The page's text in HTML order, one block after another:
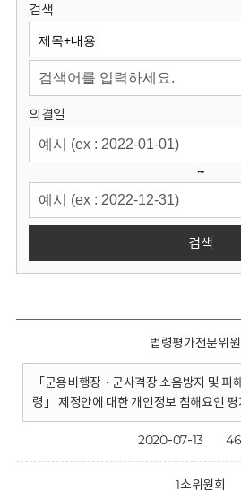
원
회
검색
의결일
~
검색
법령평가전문위
「군용비행장 · 군사격장 소음방지 및 피
령」 제정안에 대한 개인정보 침해요인 평
2020-07-13
1소위원회